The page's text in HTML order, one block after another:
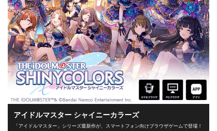
アイドルマスター シャイニーカラーズ
「アイドルマスター」シリーズ最新作が、スマートフォン向けブラウザゲームで登場！